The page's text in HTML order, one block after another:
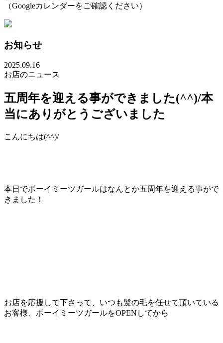
（Googleカレンダーをご確認ください）
お知らせ
2025.09.16
お店のニュース
五周年を迎える事ができました(^^)/本
当にありがとうございました
こんにちは(^^)/
本日でボーイミーツガールはなんとか五周年を迎える事がで
きました！
お店を応援して下さって、いつも髪の毛を任せて頂いている
お客様、ボーイミーツガールをOPENしてから